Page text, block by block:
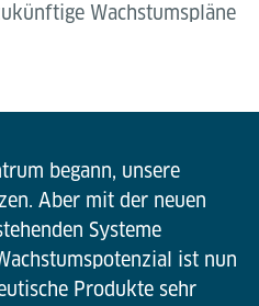
Wachstumspläne
begann, unsere
Aber mit der neuen
Systeme
ist nun
Produkte sehr